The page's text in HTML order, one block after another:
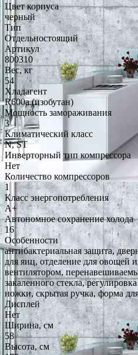
Цвет корпуса
черный
Тип
Отдельностоящий
Артикул
800310
Вес, кг
54
Хладагент
R600a (изобутан)
Мощность замораживания
3
Климатический класс
N, ST
Инверторный тип компрессора
Нет
Количество компрессоров
1
Класс энергопотребления
A+
Автономное сохранение холода
16
Особенности
антибактериальная защита,
для яиц, отделение для овощей
вентилятором,
закаленного стекла,
ножки, скрытая ручка, форма
Дисплей
Нет
Ширина, см
58
Высота, см